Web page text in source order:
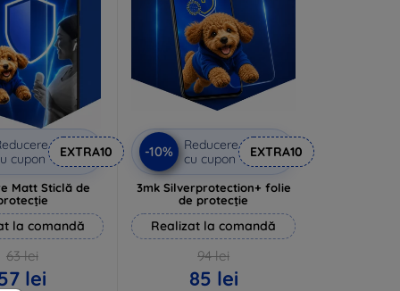
cupon
EXTRA10
Matt Sticlă de
la comandă
63 lei
lei
-10%
Reducere
cu cupon
EXTRA10
3mk Silverprotection+ folie
de protecție
Realizat la comandă
94 lei
85 lei